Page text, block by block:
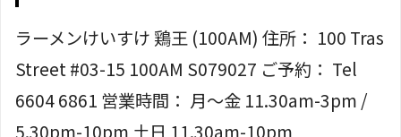
ラーメンけいすけ 鶏王 (100AM) 住所： 100 Tras
Street #03-15 100AM S079027 ご予約： Tel
6604 6861 営業時間： 月〜金 11.30am-3pm /
5.30pm-10pm 土日 11.30am-10pm